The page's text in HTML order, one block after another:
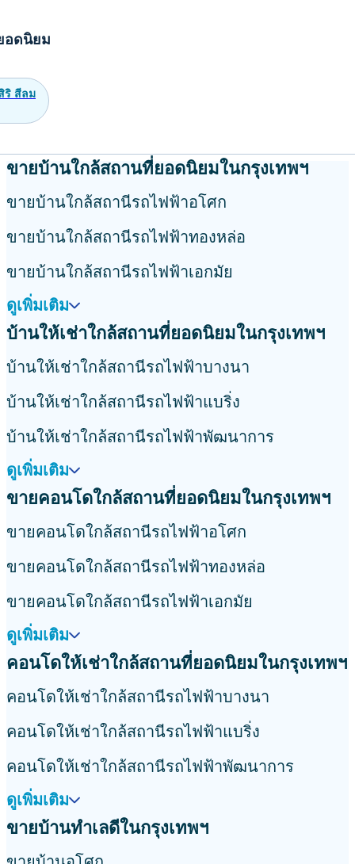
อดนิยม
ริ สีลม
ขายบ้านใกล้สถานที่ยอดนิยมในกรุงเทพฯ
ขายบ้านใกล้สถานีรถไฟฟ้าอโศก
ขายบ้านใกล้สถานีรถไฟฟ้าทองหล่อ
ขายบ้านใกล้สถานีรถไฟฟ้าเอกมัย
ดูเพิ่มเติม
บ้านให้เช่าใกล้สถานที่ยอดนิยมในกรุงเทพฯ
บ้านให้เช่าใกล้สถานีรถไฟฟ้าบางนา
บ้านให้เช่าใกล้สถานีรถไฟฟ้าแบริ่ง
บ้านให้เช่าใกล้สถานีรถไฟฟ้าพัฒนาการ
ดูเพิ่มเติม
ขายคอนโดใกล้สถานที่ยอดนิยมในกรุงเทพฯ
ขายคอนโดใกล้สถานีรถไฟฟ้าอโศก
ขายคอนโดใกล้สถานีรถไฟฟ้าทองหล่อ
ขายคอนโดใกล้สถานีรถไฟฟ้าเอกมัย
ดูเพิ่มเติม
คอนโดให้เช่าใกล้สถานที่ยอดนิยมในกรุงเทพฯ
คอนโดให้เช่าใกล้สถานีรถไฟฟ้าบางนา
คอนโดให้เช่าใกล้สถานีรถไฟฟ้าแบริ่ง
คอนโดให้เช่าใกล้สถานีรถไฟฟ้าพัฒนาการ
ดูเพิ่มเติม
ขายบ้านทำเลดีในกรุงเทพฯ